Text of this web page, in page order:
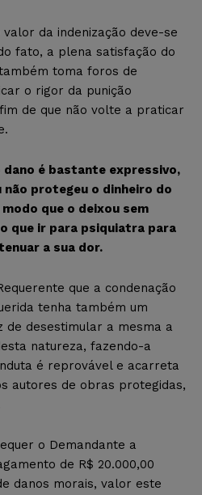
da indenização deve-se
fato, a plena satisfação do
toma foros de
o rigor da punição
de que não volte a praticar
dano é bastante expressivo,
não protegeu o dinheiro do
que o deixou sem
que ir para psiquiatra para
a sua dor.
que a condenação
tenha também um
de desestimular a mesma a
natureza, fazendo-a
é reprovável e acarreta
autores de obras protegidas,
o Demandante a
de R$ 20.000,00
danos morais, valor este